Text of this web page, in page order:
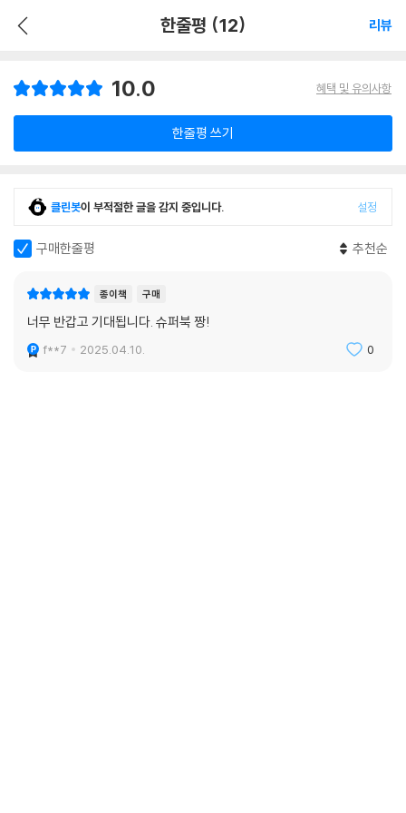
한줄평 (12) 리뷰
10.0 혜택 및 유의사항
한줄평 쓰기
클린봇이 부적절한 글을 감지 중입니다. 설정
구매한줄평 추천순
종이책 구매
너무 반갑고 기대됩니다. 슈퍼북 짱!
f**7 2025.04.10. 0